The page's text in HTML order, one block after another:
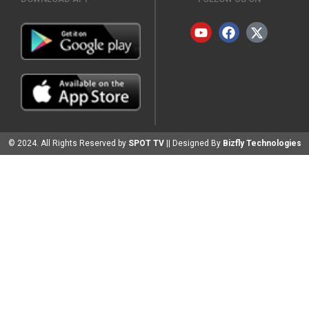
© 2024. All Rights Reserved by SPOT TV || Designed By Bizfly Technologies